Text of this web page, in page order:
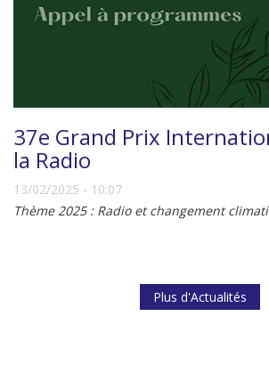
37e Grand Prix
la Radio
13/02/2025 - 10:07
Thème 2025 : Radio et changement
Plus d'Actualités